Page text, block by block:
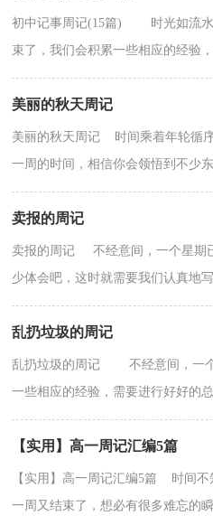
初中记事周记(15篇) 时光如流水
束了，我们会积累一些相应的经验
吧，该写一篇周记了。什么样的周
美丽的秋天周记
美丽的秋天周记 时间乘着年轮循
一周的时间，相信你会领悟到不少
里。在写之前，要先考虑好内容和
卖报的周记
卖报的周记 不经意间，一个星期
少体会吧，这时就需要我们认真地
应该是什么样的？下面是小编帮大
乱扔垃圾的周记
乱扔垃圾的周记 不经意间，一个
一些相应的经验，需要进行好好的
之前，要先考虑好内容和结构喔！
【实用】高一周记汇编5篇
【实用】高一周记汇编5篇 时间
一周又结束了，想必有很多难忘的